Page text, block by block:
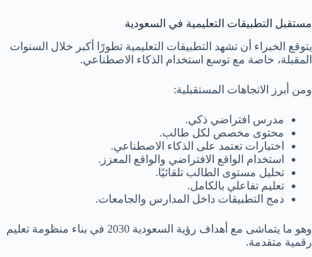
مستقبل التطبيقات التعليمية في السعودية
يتوقع الخبراء أن تشهد التطبيقات التعليمية تطورًا أكبر خلال السنوات
المقبلة، خاصة مع توسع استخدام الذكاء الاصطناعي.
ومن أبرز الاتجاهات المستقبلية:
مدرس افتراضي ذكي.
محتوى مخصص لكل طالب.
اختبارات تعتمد على الذكاء الاصطناعي.
استخدام الواقع الافتراضي والواقع المعزز.
تحليل مستوى الطالب تلقائيًا.
تعليم تفاعلي بالكامل.
دمج التطبيقات داخل المدارس والجامعات.
وهو ما يتماشى مع أهداف رؤية السعودية 2030 في بناء منظومة تعليم
رقمية متقدمة.